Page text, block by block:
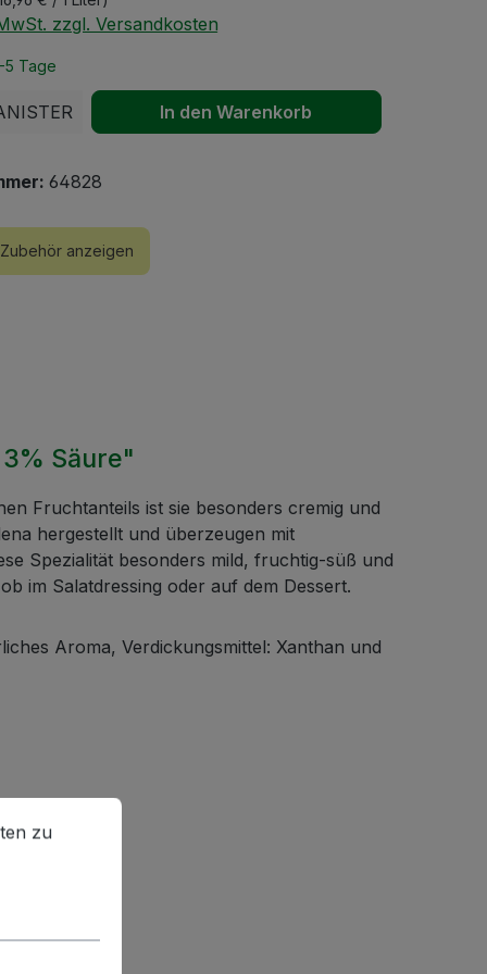
zzgl. Versandkosten
5 Tage
Gib den gewünschten Wert
In den Warenkorb
64828
anzeigen
Säure"
Fruchtanteils ist sie besonders cremig und
hergestellt und überzeugen mit
Spezialität besonders mild, fruchtig-süß und
im Salatdressing oder auf dem Dessert.
Aroma, Verdickungsmittel: Xanthan und
zu können.
Mehr Informationen ...
zu